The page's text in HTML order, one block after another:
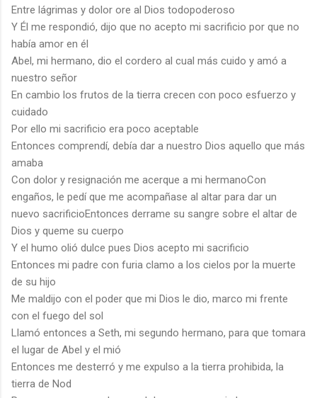
Entre lágrimas y dolor ore al Dios todopoderoso
Y Él me respondió, dijo que no acepto mi sacrificio por que no
había amor en él
Abel, mi hermano, dio el cordero al cual más cuido y amó a
nuestro señor
En cambio los frutos de la tierra crecen con poco esfuerzo y
cuidado
Por ello mi sacrificio era poco aceptable
Entonces comprendí, debía dar a nuestro Dios aquello que más
amaba
Con dolor y resignación me acerque a mi hermanoCon
engaños, le pedí que me acompañase al altar para dar un
nuevo sacrificioEntonces derrame su sangre sobre el altar de
Dios y queme su cuerpo
Y el humo olió dulce pues Dios acepto mi sacrificio
Entonces mi padre con furia clamo a los cielos por la muerte
de su hijo
Me maldijo con el poder que mi Dios le dio, marco mi frente
con el fuego del sol
Llamó entonces a Seth, mi segundo hermano, para que tomara
el lugar de Abel y el mió
Entonces me desterró y me expulso a la tierra prohibida, la
tierra de Nod